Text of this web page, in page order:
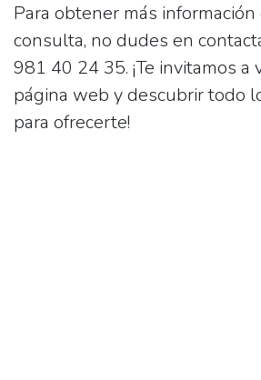
Para obtener más información
consulta, no dudes en
981 40 24 35. ¡Te invitamos
página web y descubrir todo
para ofrecerte!